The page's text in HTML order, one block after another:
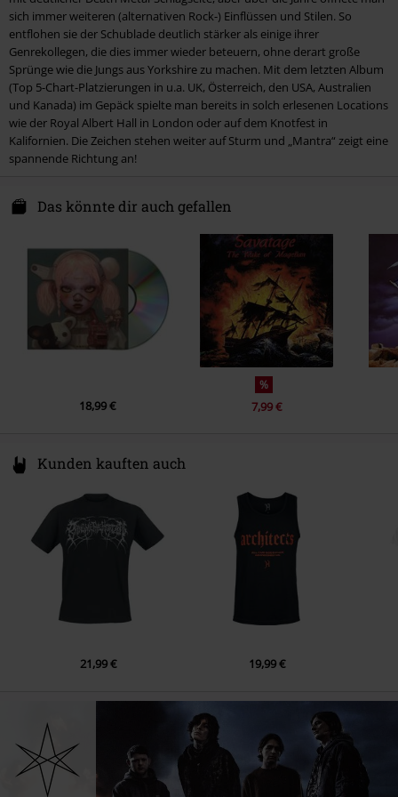
6. Ouch
7. Medicine
8. Sugar honey ice &amp; tea
9. Why you gonna kick me when in down?
10. Fresh bruises
11. Mother tongue
13.
I don't know what to say
sich immer weiteren (alternativen Rock-) Einflüssen und Stilen. So
entflohen sie der Schublade deutlich stärker als einige ihrer
Genrekollegen, die dies immer wieder beteuern, ohne derart große
Sprünge wie die Jungs aus Yorkshire zu machen. Mit dem letzten Album
(Top 5-Chart-Platzierungen in u.a. UK, Österreich, den USA, Australien
und Kanada) im Gepäck spielte man bereits in solch erlesenen Locations
wie der Royal Albert Hall in London oder auf dem Knotfest in
Kalifornien. Die Zeichen stehen weiter auf Sturm und „Mantra“ zeigt eine
spannende Richtung an!
Das könnte dir auch gefallen
18,99 €
%
7,99 €
Kunden kauften auch
21,99 € 19,99 €